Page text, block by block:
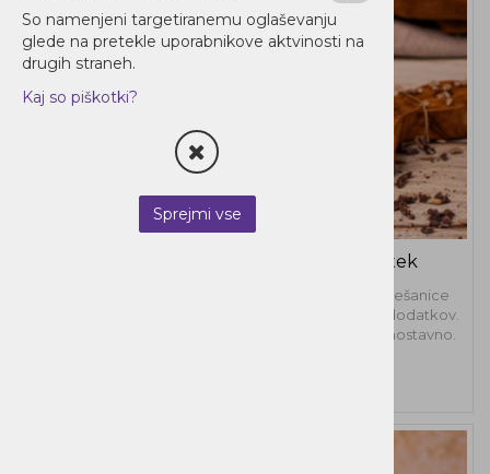
Frappé Mix Sončnica & čokoladni užitek
Uživajte v osvežilnem okusu zamrznjene frappé mešanice
Sunflower & Chocolate – veganski, naravni in brez dodatkov.
Kremasti leden kavni napitek, pripravljen hitro in enostavno.
So namenjeni targetiranemu oglaševanju
glede na pretekle uporabnikove aktvinosti na
drugih straneh.
Kaj so piškotki?
Sprejmi vse